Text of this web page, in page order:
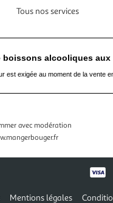
Tous nos services
alcooliques aux
est exigée au moment de la vente
avec modération
Mentions légales